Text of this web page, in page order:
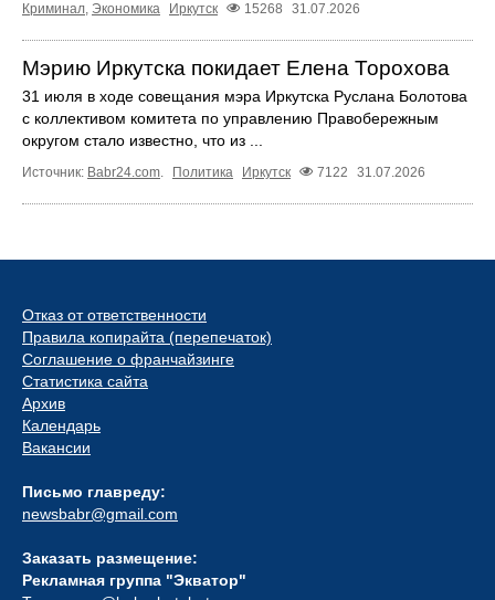
Криминал, Экономика Иркутск 15268 31.07.2026
Мэрию Иркутска покидает Елена Торохова
31 июля в ходе совещания мэра Иркутска Руслана Болотова
с коллективом комитета по управлению Правобережным
округом стало известно, что из ...
Источник: Babr24.com. Политика Иркутск 7122 31.07.2026
Отказ от ответственности
Правила копирайта (перепечаток)
Соглашение о франчайзинге
Статистика сайта
Архив
Календарь
Вакансии
Письмо главреду:
newsbabr@gmail.com
Заказать размещение:
Рекламная группа "Экватор"